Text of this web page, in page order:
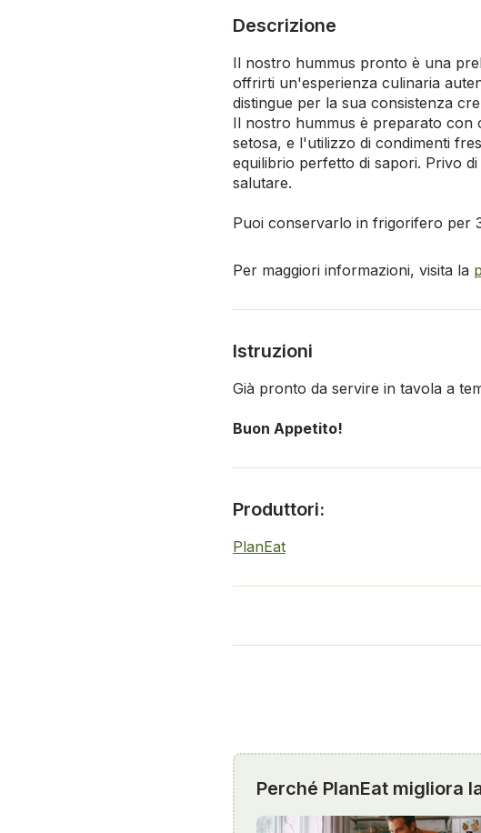
Descrizione
Il nostro hummus pronto è una
offrirti un'esperienza culinaria
distingue per la sua consistenza
Il nostro hummus è preparato con
setosa, e l'utilizzo di condimenti
equilibrio perfetto di sapori. Privo
salutare.
Puoi conservarlo in frigorifero per
Per maggiori informazioni, visita la
Istruzioni
Già pronto da servire in tavola a
Buon Appetito!
Produttori:
PlanEat
Perché PlanEat migliora